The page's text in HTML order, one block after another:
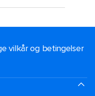
vilkår og betingelser